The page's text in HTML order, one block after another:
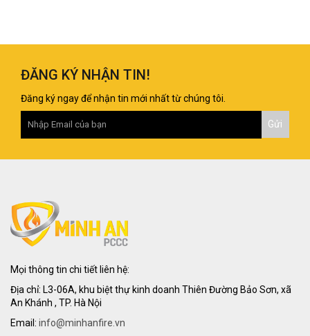
ĐĂNG KÝ NHẬN TIN!
Đăng ký ngay để nhận tin mới nhất từ chúng tôi.
Mọi thông tin chi tiết liên hệ:
Địa chỉ: L3-06A, khu biệt thự kinh doanh Thiên Đường Bảo Sơn, xã
An Khánh , TP. Hà Nội
Email: info@minhanfire.vn